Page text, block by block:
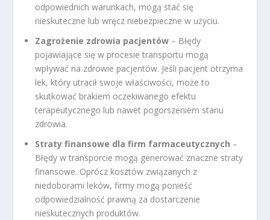
odpowiednich warunkach, mogą stać się
nieskuteczne lub wręcz niebezpieczne w użyciu.
Zagrożenie zdrowia pacjentów – Błędy
pojawiające się w procesie transportu mogą
wpływać na zdrowie pacjentów. Jeśli pacjent otrzyma
lek, który utracił swoje właściwości, może to
skutkować brakiem oczekiwanego efektu
terapeutycznego lub nawet pogorszeniem stanu
zdrowia.
Straty finansowe dla firm farmaceutycznych –
Błędy w transporcie mogą generować znaczne straty
finansowe. Oprócz kosztów związanych z
niedoborami leków, firmy mogą ponieść
odpowiedzialność prawną za dostarczenie
nieskutecznych produktów.